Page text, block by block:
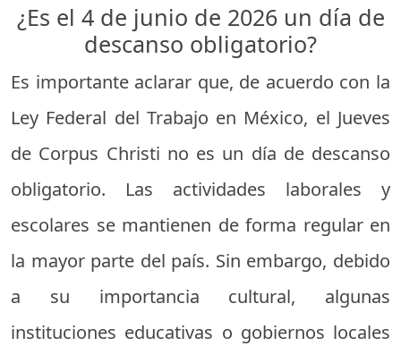
¿Es el 4 de junio de 2026 un día de
descanso obligatorio?
Es importante aclarar que, de acuerdo con la
Ley Federal del Trabajo en México, el Jueves
de Corpus Christi no es un día de descanso
obligatorio. Las actividades laborales y
escolares se mantienen de forma regular en
la mayor parte del país. Sin embargo, debido
a su importancia cultural, algunas
instituciones educativas o gobiernos locales